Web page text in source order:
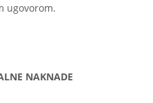
ugovorom.
NAKNADE